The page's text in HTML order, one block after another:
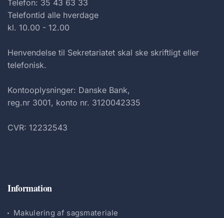
Telefon: 35 43 63 33
Telefontid alle hverdage
kl. 10.00 - 12.00
Henvendelse til Sekretariatet skal ske skriftligt eller
telefonisk.
Kontooplysninger: Danske Bank,
reg.nr 3001, konto nr. 3120042335
CVR: 12232543
Information
Makulering af sagsmateriale